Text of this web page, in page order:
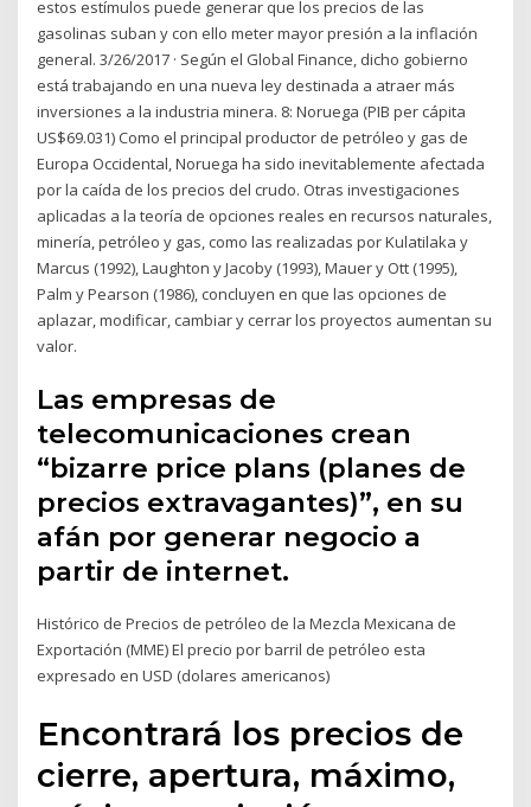
estos estímulos puede generar que los precios de las
gasolinas suban y con ello meter mayor presión a la inflación
general. 3/26/2017 · Según el Global Finance, dicho gobierno
está trabajando en una nueva ley destinada a atraer más
inversiones a la industria minera. 8: Noruega (PIB per cápita
US$69.031) Como el principal productor de petróleo y gas de
Europa Occidental, Noruega ha sido inevitablemente afectada
por la caída de los precios del crudo. Otras investigaciones
aplicadas a la teoría de opciones reales en recursos naturales,
minería, petróleo y gas, como las realizadas por Kulatilaka y
Marcus (1992), Laughton y Jacoby (1993), Mauer y Ott (1995),
Palm y Pearson (1986), concluyen en que las opciones de
aplazar, modificar, cambiar y cerrar los proyectos aumentan su
valor.
Las empresas de
telecomunicaciones crean
“bizarre price plans (planes de
precios extravagantes)”, en su
afán por generar negocio a
partir de internet.
Histórico de Precios de petróleo de la Mezcla Mexicana de
Exportación (MME) El precio por barril de petróleo esta
expresado en USD (dolares americanos)
Encontrará los precios de
cierre, apertura, máximo,